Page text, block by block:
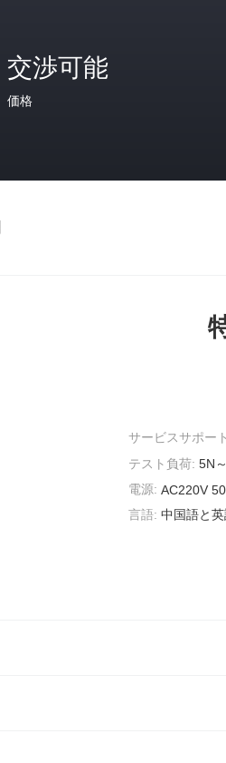
交渉可能
価格
サービスサポー
テスト負荷: 5N
電源: AC220V
言語: 中国語と